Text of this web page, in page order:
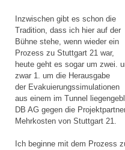
Inzwischen gibt es schon die
Tradition, dass ich hier auf der
Bühne stehe, wenn wieder ein
Prozess zu Stuttgart 21 war,
heute geht es sogar um zwei.
zwar 1. um die Herausgabe
der Evakuierungssimulationen
aus einem im Tunnel
DB AG gegen die
Mehrkosten von Stuttgart 21.
Ich beginne mit dem Prozess